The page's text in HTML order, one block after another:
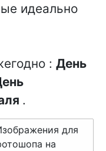
День
День
парашютист
а
День
Интернета
идеально
: День
.
для
на